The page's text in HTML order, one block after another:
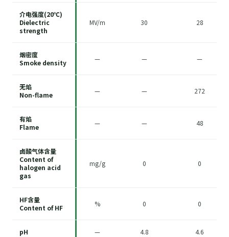
介电强度(20℃)
Dielectric
strength
MV/m 30 28
烟密度
Smoke density
— — —
无焰
Non-flame
— — 272
有焰
Flame
— — 48
卤酸气体含量
Content of
halogen acid
gas
mg/g 0 0
HF含量
Content of HF
% 0 0
pH — 4.8 4.6